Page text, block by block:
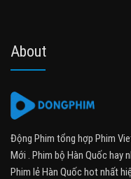
About
Động Phim tổng hợp Phim
Mới . Phim bộ Hàn Quốc hay
Phim lẻ Hàn Quốc hot nhất